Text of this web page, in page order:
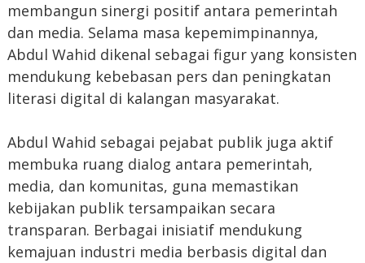
membangun sinergi positif antara pemerintah
dan media. Selama masa kepemimpinannya,
Abdul Wahid dikenal sebagai figur yang konsisten
mendukung kebebasan pers dan peningkatan
literasi digital di kalangan masyarakat.
Abdul Wahid sebagai pejabat publik juga aktif
membuka ruang dialog antara pemerintah,
media, dan komunitas, guna memastikan
kebijakan publik tersampaikan secara
transparan. Berbagai inisiatif mendukung
kemajuan industri media berbasis digital dan